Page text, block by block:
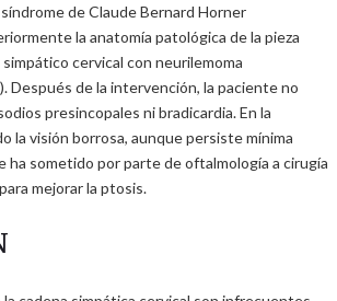
de Claude Bernard Horner
la anatomía patológica de la pieza
cervical con neurilemoma
Después de la intervención, la paciente no
presincopales ni bradicardia. En la
la visión borrosa, aunque persiste mínima
ha sometido por parte de oftalmología a cirugía
mejorar la ptosis.